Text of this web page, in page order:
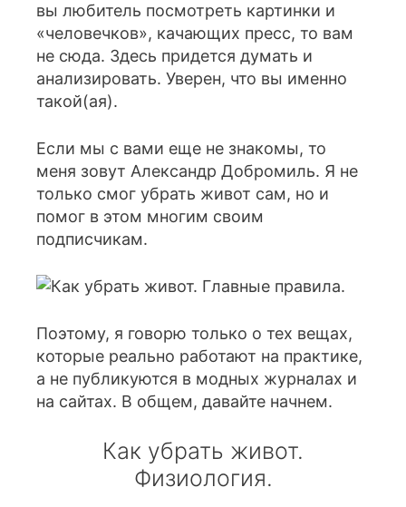
вы любитель посмотреть картинки и
«человечков», качающих пресс, то вам
не сюда. Здесь придется думать и
анализировать. Уверен, что вы именно
такой(ая).
Если мы с вами еще не знакомы, то
меня зовут Александр Добромиль. Я не
только смог убрать живот сам, но и
помог в этом многим своим
подписчикам.
Поэтому, я говорю только о тех вещах,
которые реально работают на практике,
а не публикуются в модных журналах и
на сайтах. В общем, давайте начнем.
Как убрать живот.
Физиология.